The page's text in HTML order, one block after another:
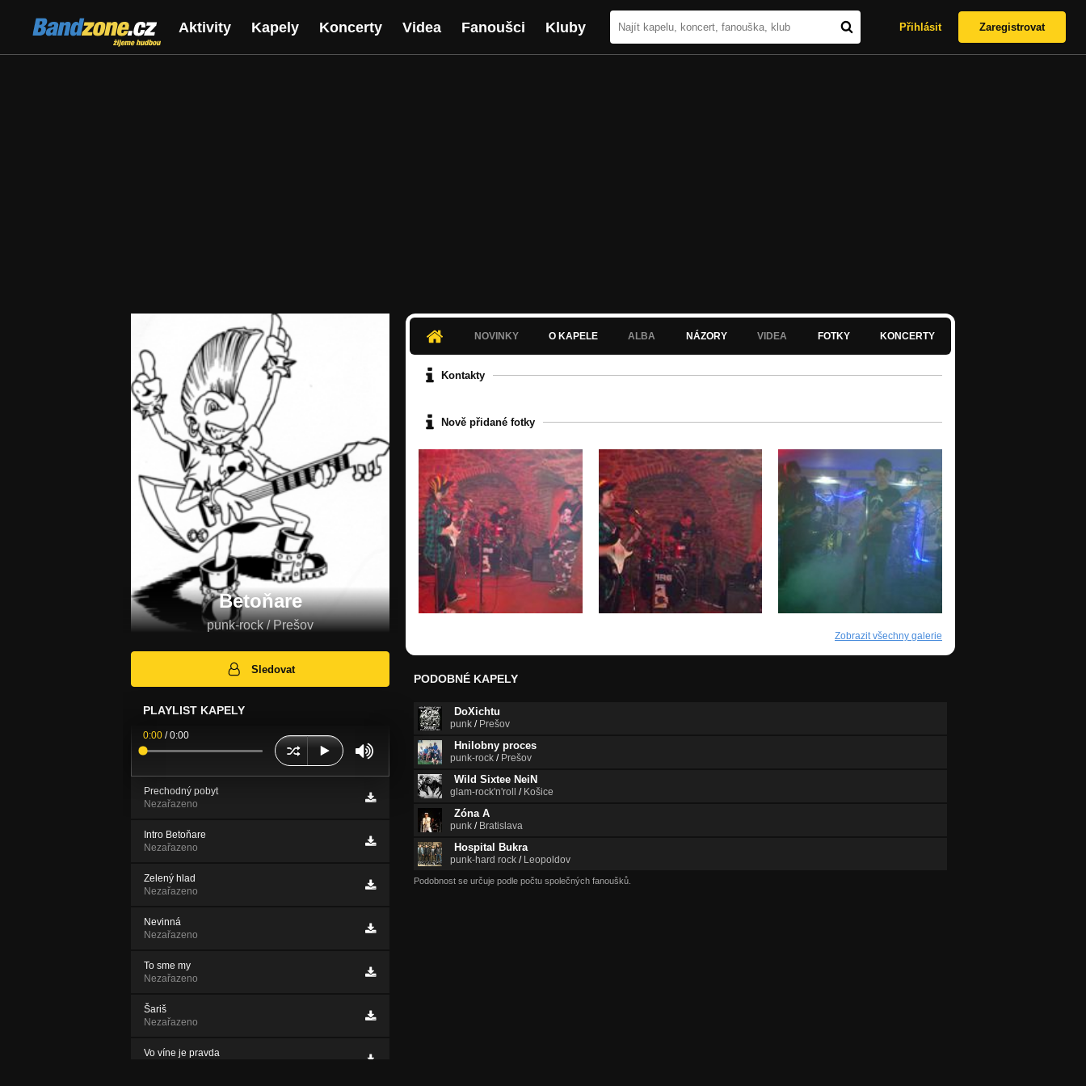
Bandzone.cz
žijeme hudbou
Aktivity Kapely Koncerty Videa Fanoušci Kluby Přihlásit Zaregistrovat
Betoňare
punk-rock / Prešov
Sledovat
PLAYLIST KAPELY
0:00 /0:00
Prechodný pobyt
Nezařazeno
Intro Betoňare
Nezařazeno
Zelený hlad
Nezařazeno
Nevinná
Nezařazeno
To sme my
Nezařazeno
Šariš
Nezařazeno
Vo víne je pravda
NOVINKY O KAPELE ALBA NÁZORY VIDEA FOTKY KONCERTY
Kontakty
Nově přidané fotky
Zobrazit všechny galerie
PODOBNÉ KAPELY
DoXichtu
punk / Prešov
Hnilobny proces
punk-rock / Prešov
Wild Sixtee NeiN
glam-rock'n'roll / Košice
Zóna A
punk / Bratislava
Hospital Bukra
punk-hard rock / Leopoldov
Podobnost se určuje podle počtu společných fanoušků.